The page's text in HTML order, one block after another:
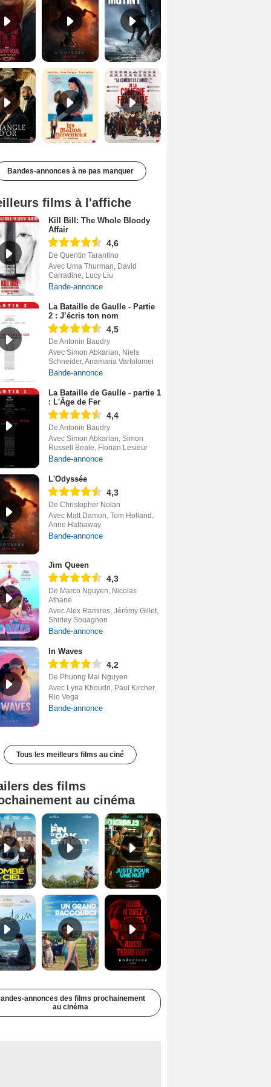
Les Matins merveilleux Bande-annonce VF De la Comédie-Française Teaser VF
Bandes-annonces à ne pas manquer
films à l'affiche
Kill Bill: The Whole Bloody
Affair
4,6
De Quentin Tarantino
Avec Uma Thurman, David
Carradine, Lucy Liu
Bande-annonce
La Bataille de Gaulle - Partie
2 : J’écris ton nom
4,5
De Antonin Baudry
Avec Simon Abkarian, Niels
Schneider, Anamaria Vartolomei
Bande-annonce
La Bataille de Gaulle - partie 1
: L'Âge de Fer
4,4
De Antonin Baudry
Avec Simon Abkarian, Simon
Russell Beale, Florian Lesieur
Bande-annonce
L'Odyssée
4,3
De Christopher Nolan
Avec Matt Damon, Tom Holland,
Anne Hathaway
Bande-annonce
Jim Queen
4,3
De Marco Nguyen, Nicolas
Athane
Avec Alex Ramires, Jérémy Gillet,
Shirley Souagnon
Bande-annonce
In Waves
4,2
De Phuong Mai Nguyen
Avec Lyna Khoudri, Paul Kircher,
Rio Vega
Bande-annonce
Tous les meilleurs films au ciné
des films
au cinéma
Tombé du ciel Bande-annonce VF La fin d’Oak Street Bande-annonce VO STFR
Soudain Bande-annonce VF STFR Un grand raccourci Bande-annonce VF
annonces des films prochainement
au cinéma